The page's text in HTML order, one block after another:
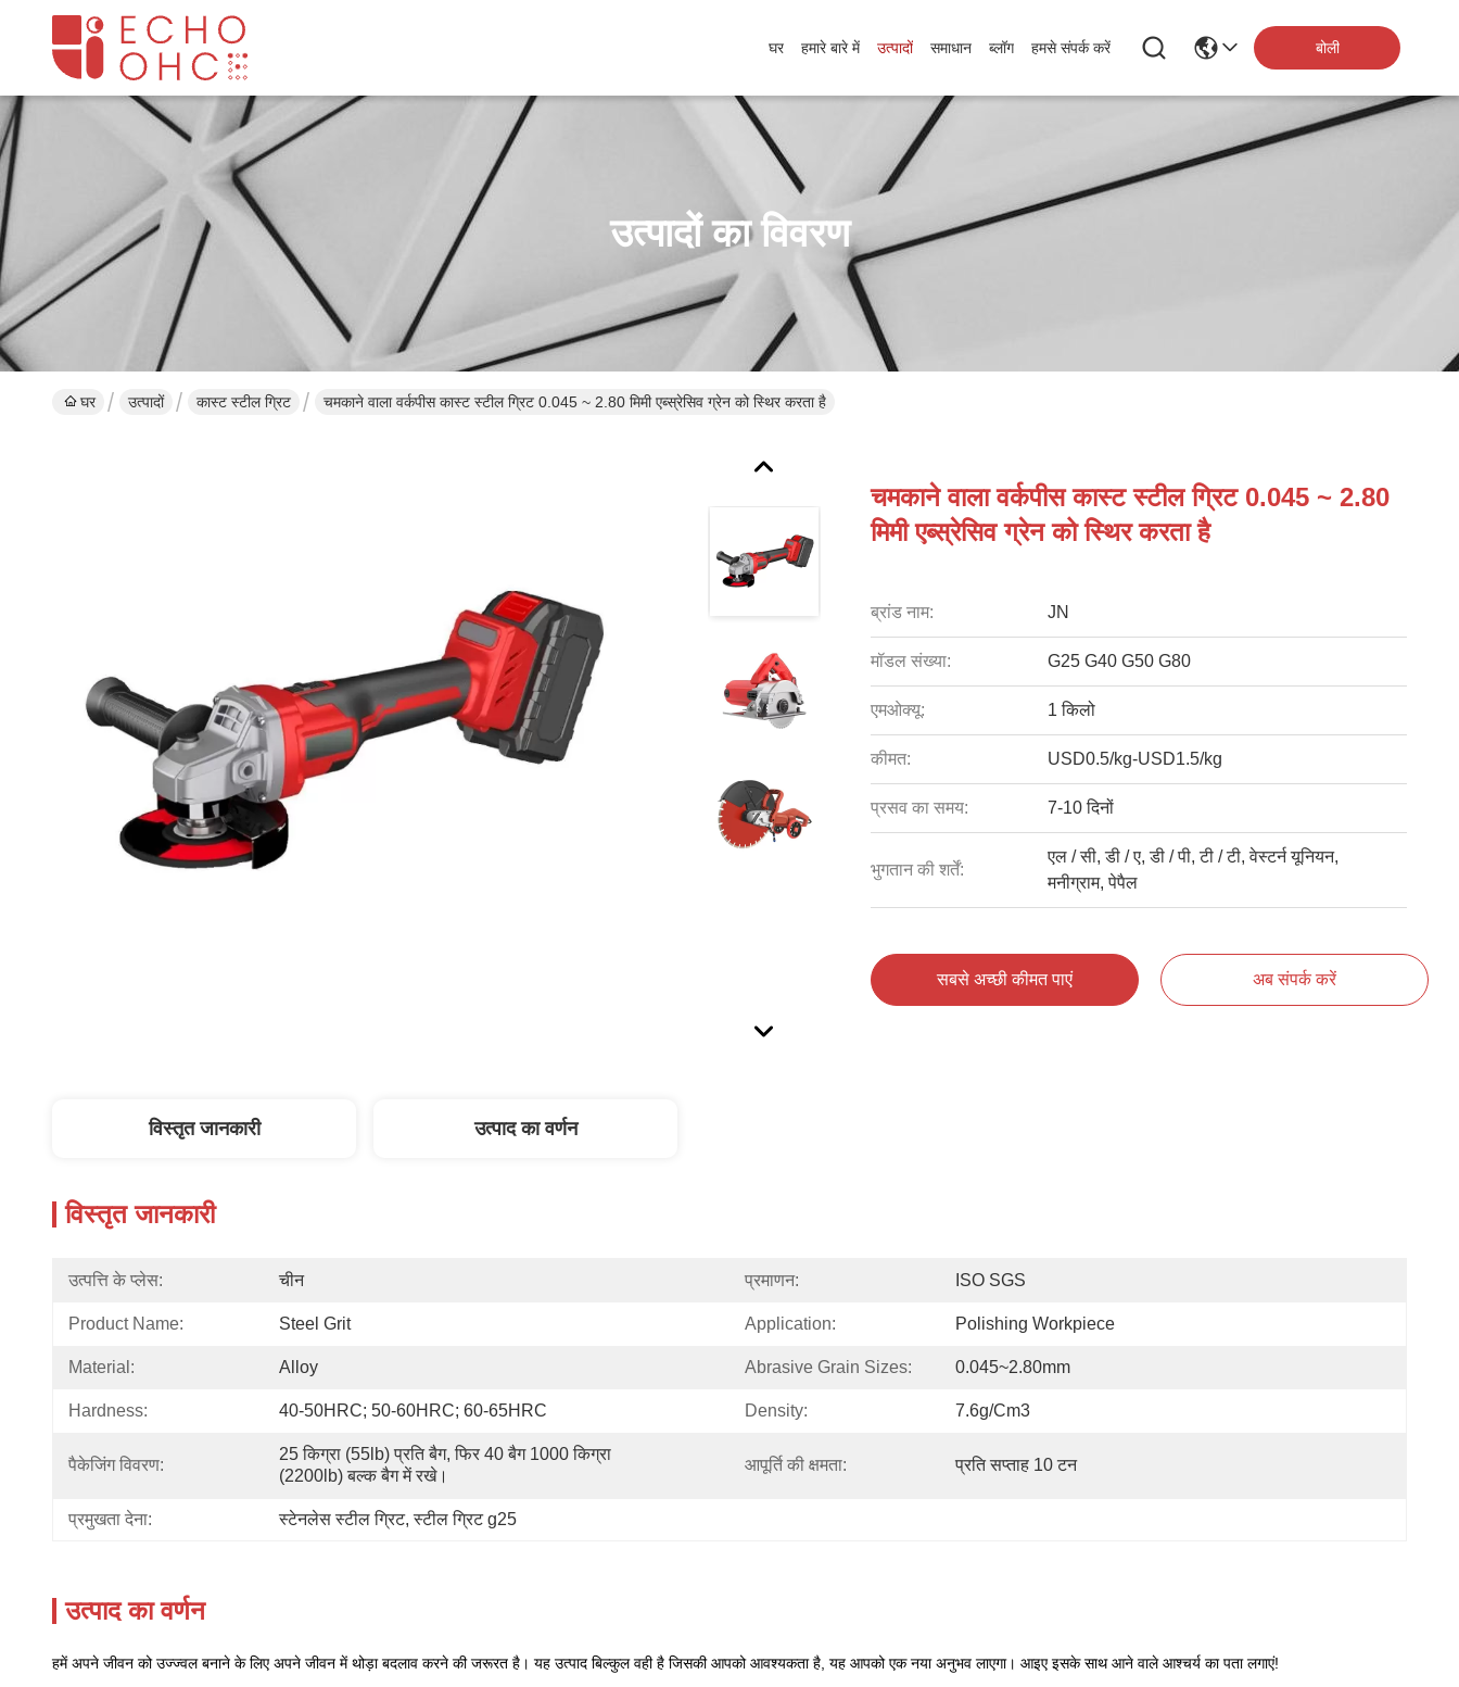
घर हमारे बारे में उत्पादों समाधान ब्लॉग हमसे संपर्क करें बोली
उत्पादों का विवरण
घर उत्पादों कास्ट स्टील ग्रिट चमकाने वाला वर्कपीस कास्ट स्टील ग्रिट 0.045 ~ 2.80 मिमी एब्स्रेसिव ग्रेन को स्थिर करता है
चमकाने वाला वर्कपीस कास्ट स्टील ग्रिट 0.045 ~ 2.80
मिमी एब्स्रेसिव ग्रेन को स्थिर करता है
ब्रांड नाम: JN
मॉडल संख्या: G25 G40 G50 G80
एमओक्यू: 1 किलो
कीमत: USD0.5/kg-USD1.5/kg
प्रसव का समय: 7-10 दिनों
भुगतान की शर्तें:
एल / सी, डी / ए, डी / पी, टी / टी, वेस्टर्न यूनियन,
मनीग्राम, पेपैल
सबसे अच्छी कीमत पाएं अब संपर्क करें
विस्तृत जानकारी उत्पाद का वर्णन
विस्तृत जानकारी
उत्पत्ति के प्लेस: चीन प्रमाणन: ISO SGS
Product Name: Steel Grit Application: Polishing Workpiece
Material: Alloy Abrasive Grain Sizes: 0.045~2.80mm
Hardness: 40-50HRC; 50-60HRC; 60-65HRC Density: 7.6g/cm3
पैकेजिंग विवरण:
25 किग्रा (55lb) प्रति बैग, फिर 40 बैग 1000 किग्रा
(2200lb) बल्क बैग में रखे।
आपूर्ति की क्षमता: प्रति सप्ताह 10 टन
प्रमुखता देना: स्टेनलेस स्टील ग्रिट, स्टील ग्रिट g25
उत्पाद का वर्णन
हमें अपने जीवन को उज्ज्वल बनाने के लिए अपने जीवन में थोड़ा बदलाव करने की जरूरत है। यह उत्पाद बिल्कुल वही है जिसकी आपको आवश्यकता है, यह आपको एक नया अनुभव लाएगा। आइए इसके साथ आने वाले आश्चर्य का पता लगाएं!